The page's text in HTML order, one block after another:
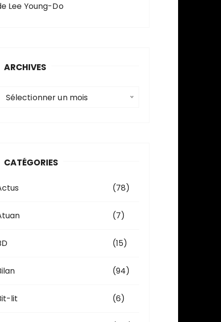
Lee Young-Do
ARCHIVES
Sélectionner un mois
CATÉGORIES
(78)
(7)
(15)
(94)
lit (6)